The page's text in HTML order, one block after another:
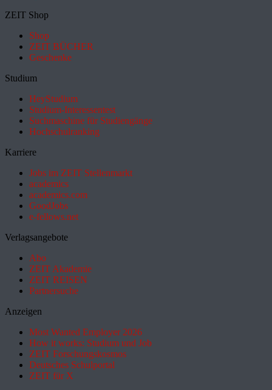
ZEIT Shop
Shop
ZEIT BÜCHER
Geschenke
Studium
HeyStudium
Studium-Interessentest
Suchmaschine für Studiengänge
Hochschulranking
Karriere
Jobs im ZEIT Stellenmarkt
academics
academics.com
GoodJobs
e-fellows.net
Verlagsangebote
Abo
ZEIT Akademie
ZEIT REISEN
Partnersuche
Anzeigen
Most Wanted Employer 2026
How it works: Studium und Job
ZEIT Forschungskosmos
Deutsches Schulportal
ZEIT für X